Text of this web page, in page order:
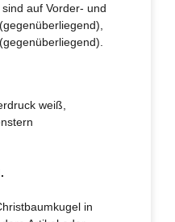
auf Vorder- und
weiß,
in